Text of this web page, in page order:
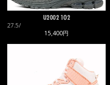
U2002 1O2
27.5/
15,400円